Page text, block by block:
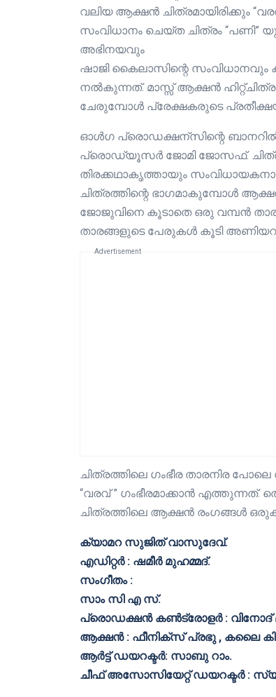
വലിയ ആക്ഷൻ ചിത്രമായിരിക്കും
സംവിധാനം ചെയ്ത ചിത്രം “പണി”
അഭിനയവും
ഷാജി കൈലാസിന്റെ
നൽകുന്നത്. മാസ്സ് ആക്ഷൻ
ചേരുമ്പോൾ പ്രേക്ഷകരുടെ
ഓൾഗ പ്രൊഡക്ഷന്സിന്റെ ബാനറിൽ
പ്രൊഡ്യൂസർ ജോമി ജോസഫ്.
തിരക്കഥാകൃത്തായും
ചിത്രത്തിന്റെ ഭാഗമാകുമ്പോൾ
ജോജുവിനെ കൂടാതെ ഒരു വമ്പൻ
താരങ്ങളുടെ പേരുകൾ കൂടി
Advertisement
ചിത്രത്തിലെ ഗംഭീര താരനിര
“വരവ് ” ഗംഭീരമാക്കാൻ എത്തുന്നത്.
ചിത്രത്തിലെ ആക്ഷൻ രംഗങ്ങൾ
ക്യാമറ സുജിത് വാസുദേവ്.
എഡിറ്റർ : ഷമീർ മുഹമ്മദ്‌.
സംഗീതം :
സാം സി എ സ്.
പ്രൊഡക്ഷൻ കൺട്രോളർ : വിനോദ്
ആക്ഷൻ : ഫീനിക്സ് പ്രഭു , കലൈ
ആർട്ട്‌ ഡയറക്ടർ: സാബു റാം.
ചീഫ് അസോസിയേറ്റ് ഡയറക്ടർ :